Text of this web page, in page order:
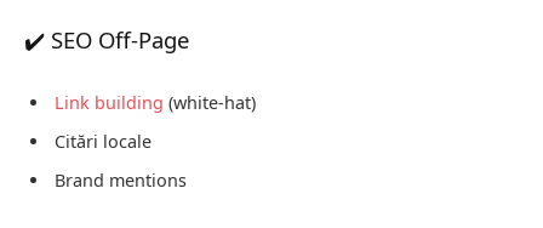
✔️ SEO Off-Page
Link building (white-hat)
Citări locale
Brand mentions